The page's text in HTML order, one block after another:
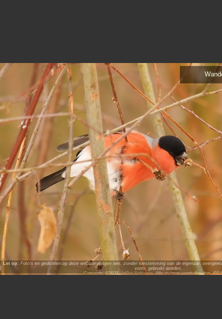
Let op: Foto's en gedichten op deze website mogen niet, zonder toestemming van de eigenaar,
vorm, gebruikt worden.
Copyright ©2023,ArPat Software. Alle rechten voorbehouden.